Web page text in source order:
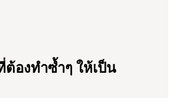
ต้องทำซ้ำๆ ให้เป็น